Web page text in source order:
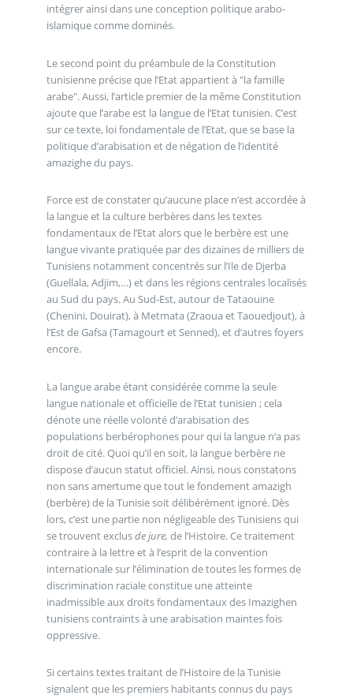
intégrer ainsi dans une conception politique arabo-
islamique comme dominés.
Le second point du préambule de la Constitution
tunisienne précise que l’Etat appartient à "la famille
arabe". Aussi, l’article premier de la même Constitution
ajoute que l’arabe est la langue de l’Etat tunisien. C’est
sur ce texte, loi fondamentale de l’Etat, que se base la
politique d’arabisation et de négation de l’identité
amazighe du pays.
Force est de constater qu’aucune place n’est accordée à
la langue et la culture berbères dans les textes
fondamentaux de l’Etat alors que le berbère est une
langue vivante pratiquée par des dizaines de milliers de
Tunisiens notamment concentrés sur l’Ile de Djerba
(Guellala, Adjim,…) et dans les régions centrales localisés
au Sud du pays. Au Sud-Est, autour de Tataouine
(Chenini, Douirat), à Metmata (Zraoua et Taouedjout), à
l’Est de Gafsa (Tamagourt et Senned), et d’autres foyers
encore.
La langue arabe étant considérée comme la seule
langue nationale et officielle de l’Etat tunisien ; cela
dénote une réelle volonté d’arabisation des
populations berbérophones pour qui la langue n’a pas
droit de cité. Quoi qu’il en soit, la langue berbère ne
dispose d’aucun statut officiel. Ainsi, nous constatons
non sans amertume que tout le fondement amazigh
(berbère) de la Tunisie soit délibérément ignoré. Dès
lors, c’est une partie non négligeable des Tunisiens qui
se trouvent exclusde jure, de l’Histoire. Ce traitement
contraire à la lettre et à l’esprit de la convention
internationale sur l’élimination de toutes les formes de
discrimination raciale constitue une atteinte
inadmissible aux droits fondamentaux des Imazighen
tunisiens contraints à une arabisation maintes fois
oppressive.
Si certains textes traitant de l’Histoire de la Tunisie
signalent que les premiers habitants connus du pays